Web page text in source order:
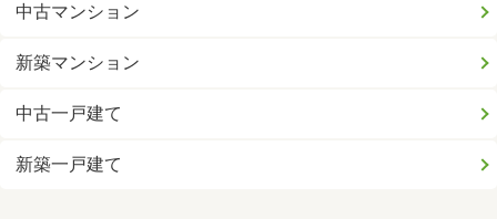
中古マンション
新築マンション
中古一戸建て
新築一戸建て